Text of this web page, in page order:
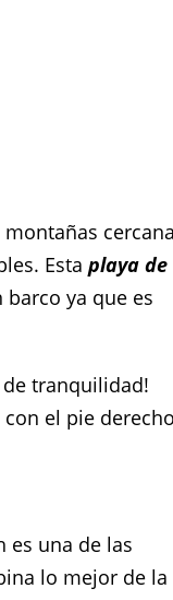
Esta playa de
ya que es
tranquilidad!
el pie
es una de las
lo mejor de la